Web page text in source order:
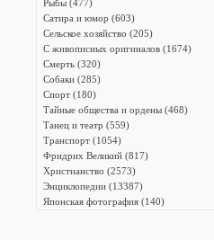
Рыбы (477)
Сатира и юмор (603)
Сельское хозяйство (205)
С живописных оригиналов (1674)
Смерть (320)
Собаки (285)
Спорт (180)
Тайные общества и ордены (468)
Танец и театр (559)
Транспорт (1054)
Фридрих Великий (817)
Христианство (2573)
Энциклопедии (13387)
Японская фотография (140)